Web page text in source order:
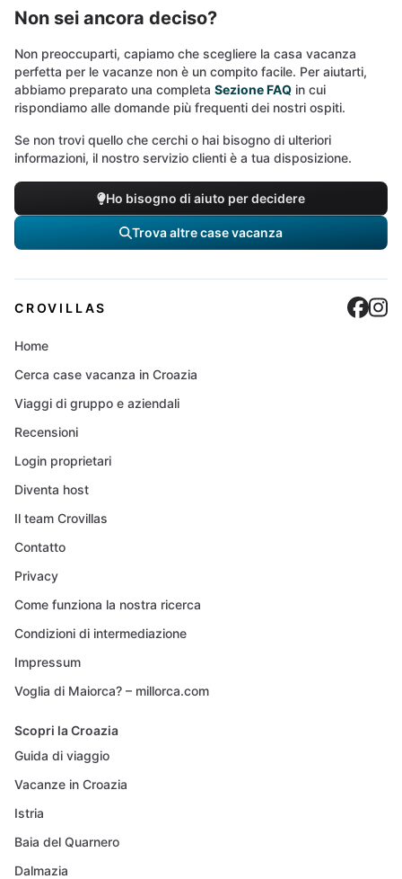
Non sei ancora deciso?
Non preoccuparti, capiamo che scegliere la casa vacanza
perfetta per le vacanze non è un compito facile. Per aiutarti,
abbiamo preparato una completa Sezione FAQ in cui
rispondiamo alle domande più frequenti dei nostri ospiti.
Se non trovi quello che cerchi o hai bisogno di ulteriori
informazioni, il nostro servizio clienti è a tua disposizione.
Ho bisogno di aiuto per decidere
Trova altre case vacanza
CROVILLAS
Home
Cerca case vacanza in Croazia
Viaggi di gruppo e aziendali
Recensioni
Login proprietari
Diventa host
Il team Crovillas
Contatto
Privacy
Come funziona la nostra ricerca
Condizioni di intermediazione
Impressum
Voglia di Maiorca? – millorca.com
Scopri la Croazia
Guida di viaggio
Vacanze in Croazia
Istria
Baia del Quarnero
Dalmazia